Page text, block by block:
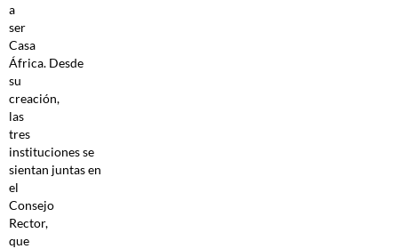
a
ser
Casa
África. Desde
su
creación,
las
tres
instituciones se
sientan juntas en
el
Consejo
Rector,
que